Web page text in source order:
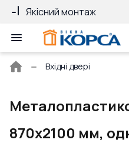
Якісний монтаж
Головна
Вхідні двері
870x2100 мм,